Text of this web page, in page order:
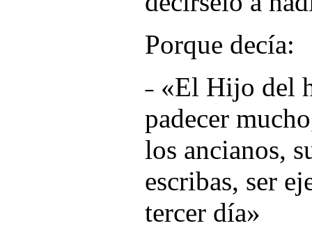
Porque decía:
˗ «El Hijo del
padecer
los ancianos,
escribas, ser
tercer día»